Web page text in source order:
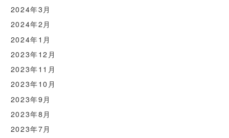
2024年3月
2024年2月
2024年1月
2023年12月
2023年11月
2023年10月
2023年9月
2023年8月
2023年7月